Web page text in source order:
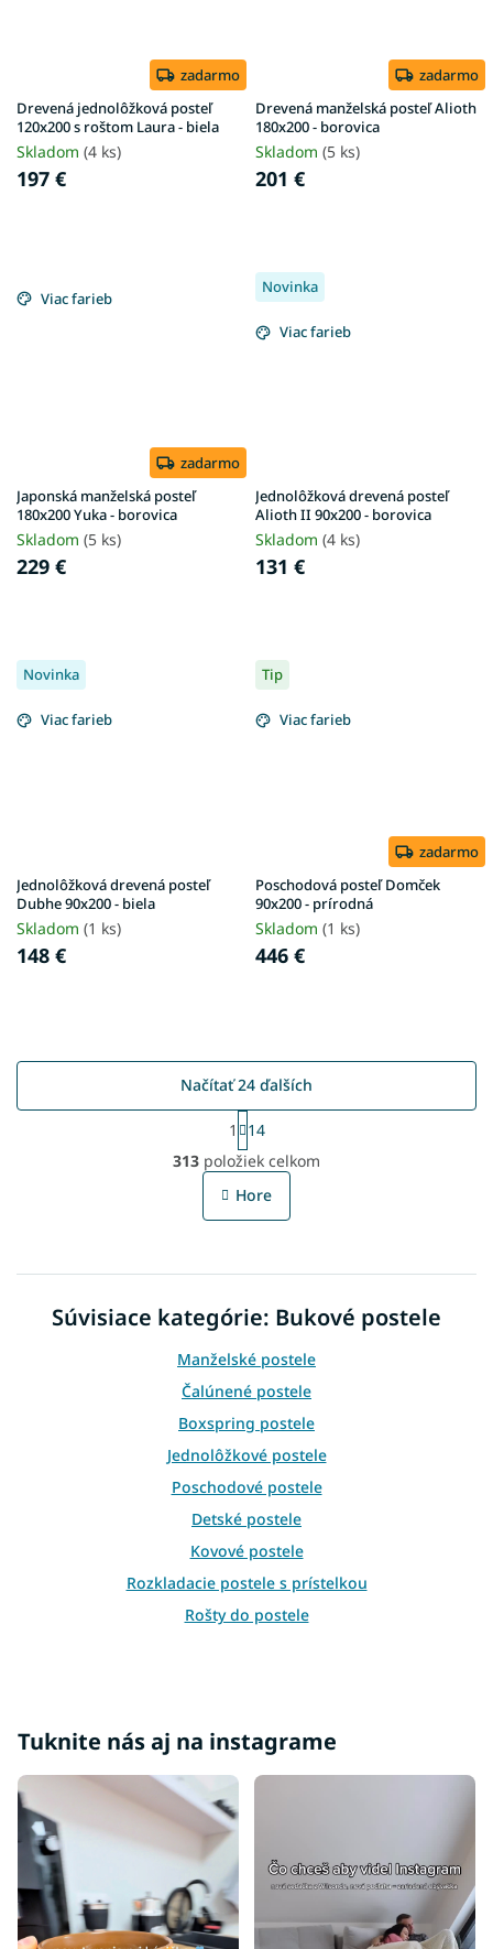
zadarmo
Drevená jednolôžková posteľ
120x200 s roštom Laura - biela
Skladom (4 ks)
197 €
zadarmo
Drevená manželská posteľ Alioth
180x200 - borovica
Skladom (5 ks)
201 €
Viac farieb
zadarmo
Japonská manželská posteľ
180x200 Yuka - borovica
Skladom (5 ks)
229 €
Novinka
Viac farieb
Jednolôžková drevená posteľ
Alioth II 90x200 - borovica
Skladom (4 ks)
131 €
Novinka
Viac farieb
Jednolôžková drevená posteľ
Dubhe 90x200 - biela
Skladom (1 ks)
148 €
Tip
Viac farieb
zadarmo
Poschodová posteľ Domček
90x200 - prírodná
Skladom (1 ks)
446 €
O
v
l
c
e
r
v
k
y
v
ý
p
s
u
Načítať 24 ďalších
S
t
r
á
n
a
i
e
1
14
313 položiek celkom
Hore
Súvisiace kategórie: Bukové postele
Manželské postele
Čalúnené postele
Boxspring postele
Jednolôžkové postele
Poschodové postele
Detské postele
Kovové postele
Rozkladacie postele s prístelkou
Rošty do postele
Moderné postele
Postele 140x200
Postele 160x200
Postele 180x200
Postele 200x200
Tuknite nás aj na instagrame